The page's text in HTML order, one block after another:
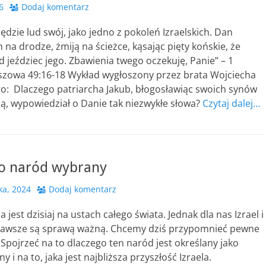
Dodaj komentarz
lud swój, jako jedno z pokoleń Izraelskich. Dan
na drodze, żmiją na ścieżce, kąsając pięty końskie, że
jeździec jego. Zbawienia twego oczekuję, Panie” – 1
49:16-18 Wykład wygłoszony przez brata Wojciecha
Dlaczego patriarcha Jakub, błogosławiąc swoich synów
wypowiedział o Danie tak niezwykłe słowa? Czytaj dalej…
naród wybrany
2024 Dodaj komentarz
jest dzisiaj na ustach całego świata. Jednak dla nas Izrael i
są sprawą ważną. Chcemy dziś przypomnieć pewne
na to dlaczego ten naród jest określany jako
i na to, jaka jest najbliższa przyszłość Izraela.